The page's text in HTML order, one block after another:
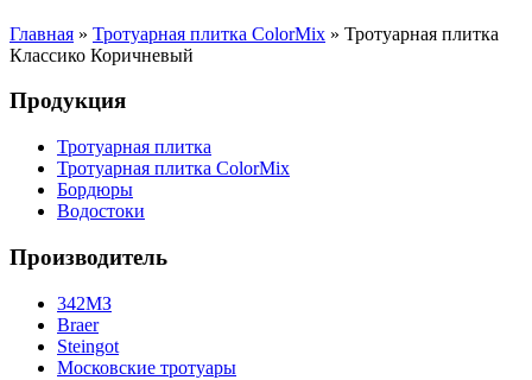
Главная » Тротуарная плитка ColorMix » Тротуарная плитка
Классико Коричневый
Продукция
Тротуарная плитка
Тротуарная плитка ColorMix
Бордюры
Водостоки
Производитель
342МЗ
Braer
Steingot
Московские тротуары